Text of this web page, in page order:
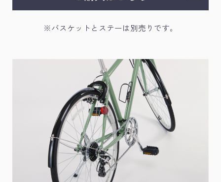
※バスケットとステーは別売りです。